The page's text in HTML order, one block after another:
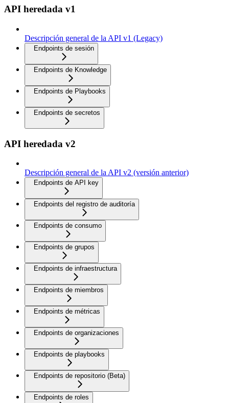
API heredada v1
Descripción general de la API v1 (Legacy)
Endpoints de sesión
Endpoints de Knowledge
Endpoints de Playbooks
Endpoints de secretos
API heredada v2
Descripción general de la API v2 (versión anterior)
Endpoints de API key
Endpoints del registro de auditoría
Endpoints de consumo
Endpoints de grupos
Endpoints de infraestructura
Endpoints de miembros
Endpoints de métricas
Endpoints de organizaciones
Endpoints de playbooks
Endpoints de repositorio (Beta)
Endpoints de roles